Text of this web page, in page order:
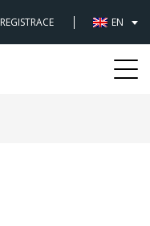
REGISTRACE EN